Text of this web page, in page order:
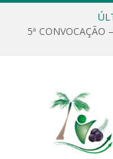
5ª CONVOCAÇÃO